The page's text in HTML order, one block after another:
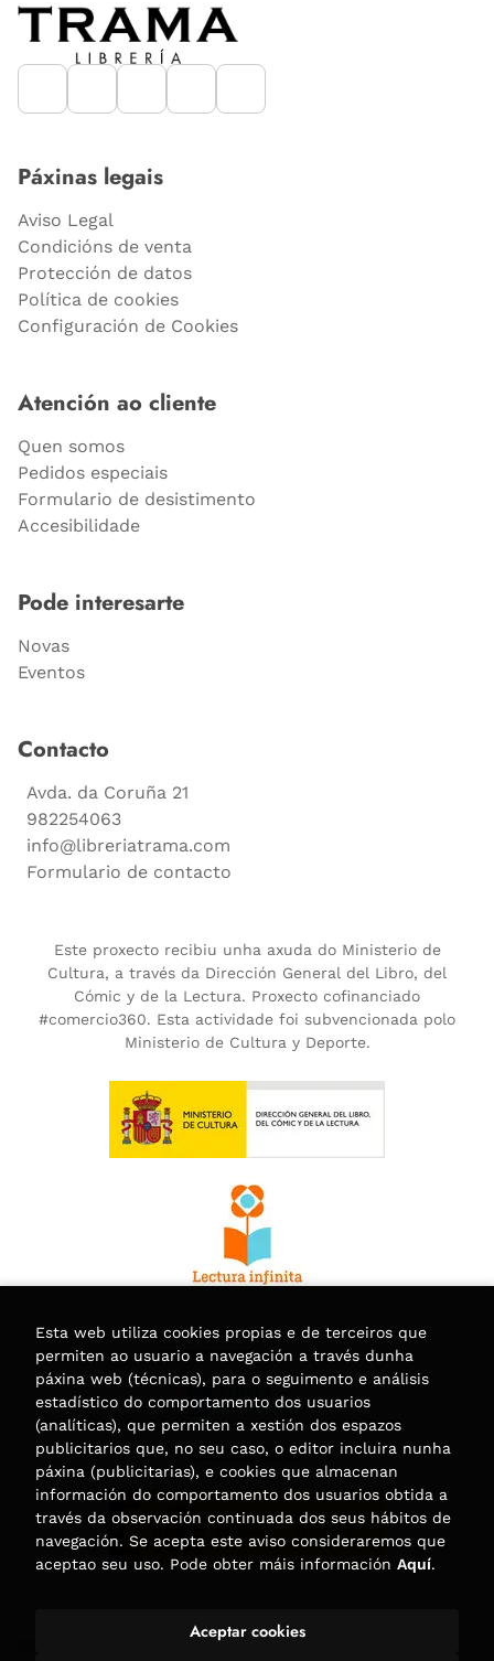
Páxinas legais
Aviso Legal
Condicións de venta
Protección de datos
Política de cookies
Configuración de Cookies
Atención ao cliente
Quen somos
Pedidos especiais
Formulario de desistimento
Accesibilidade
Pode interesarte
Novas
Eventos
Contacto
Avda. da Coruña 21
982254063
info@libreriatrama.com
Formulario de contacto
Este proxecto recibiu unha axuda do Ministerio de
Cultura, a través da Dirección General del Libro, del
Cómic y de la Lectura. Proxecto cofinanciado
#comercio360. Esta actividade foi subvencionada polo
Ministerio de Cultura y Deporte.
. Todos os dereitos reservados |
Esta web utiliza cookies propias e de terceiros que
permiten ao usuario a navegación a través dunha
páxina web (técnicas), para o seguimento e análisis
estadístico do comportamento dos usuarios
(analíticas), que permiten a xestión dos espazos
publicitarios que, no seu caso, o editor incluira nunha
páxina (publicitarias), e cookies que almacenan
información do comportamento dos usuarios obtida a
través da observación continuada dos seus hábitos de
navegación. Se acepta este aviso consideraremos que
aceptao seu uso. Pode obter máis información Aquí.
Aceptar cookies